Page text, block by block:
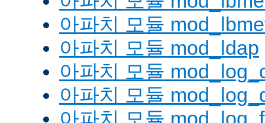
아파치 모듈
아파치 모듈 mod_ldap
아파치 모듈
아파치 모듈
아파치 모듈